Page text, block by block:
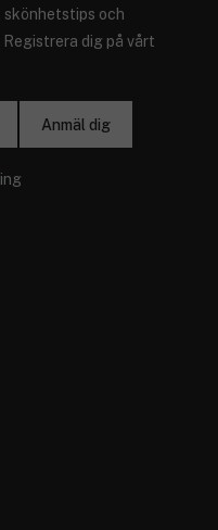
skönhetstips och
dig på vårt
Anmäl dig